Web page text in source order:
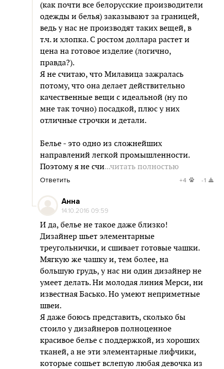
(как почти все белорусские производители
одежды и белья) заказывают за границей,
ведь у нас не производят таких вещей, в
т.ч. и хлопка. С ростом доллара растет и
цена на готовое изделие (логично,
правда?).
Я не считаю, что Милавица зажралась
потому, что она делает действительно
качественные вещи с идеальной (ну по
мне так точно) посадкой, плюс у них
отличные строчки и детали.
Белье - это одно из сложнейших
направлений легкой промышленности.
Поэтому я не счи...читать полностью
Ответить +4 -1
Анна
14.10.2016 09:59
И да, белье не такое даже близко!
Дизайнер шьет элементарные
треугольнички, и сшивает готовые чашки.
Мягкую же чашку и, тем более, на
большую грудь, у нас ни один дизайнер не
умеет делать. Ни молодая линия Мерси, ни
известная Басько. Но умеют неприметные
швеи.
Я даже боюсь представить, сколько бы
стоило у дизайнеров полноценное
красивое белье с поддержкой, из хороших
тканей, а не эти элементарные лифчики,
которые сошьет вслепую любая девочка из